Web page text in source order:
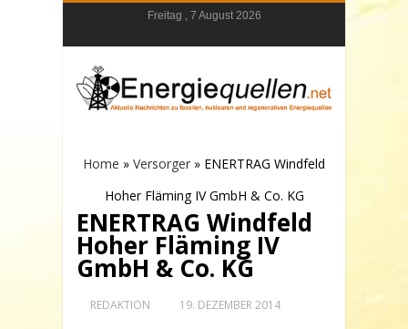
Freitag , 7 August 2026
Home » Versorger » ENERTRAG Windfeld
Hoher Fläming IV GmbH & Co. KG
ENERTRAG Windfeld
Hoher Fläming IV
GmbH & Co. KG
REDAKTION 19. DEZEMBER 2014